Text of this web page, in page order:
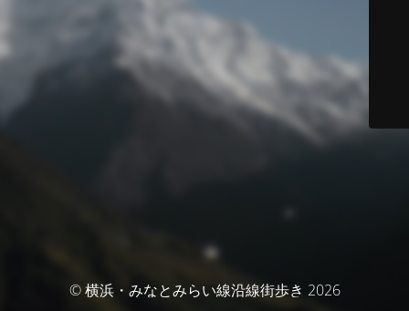
© 横浜・みなとみらい線沿線街歩き 2026